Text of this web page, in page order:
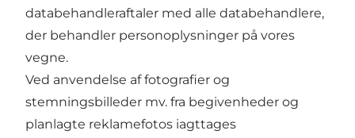
databehandleraftaler med alle databehandlere,
der behandler personoplysninger på vores
vegne.
Ved anvendelse af fotografier og
stemningsbilleder mv. fra begivenheder og
planlagte reklamefotos iagttages